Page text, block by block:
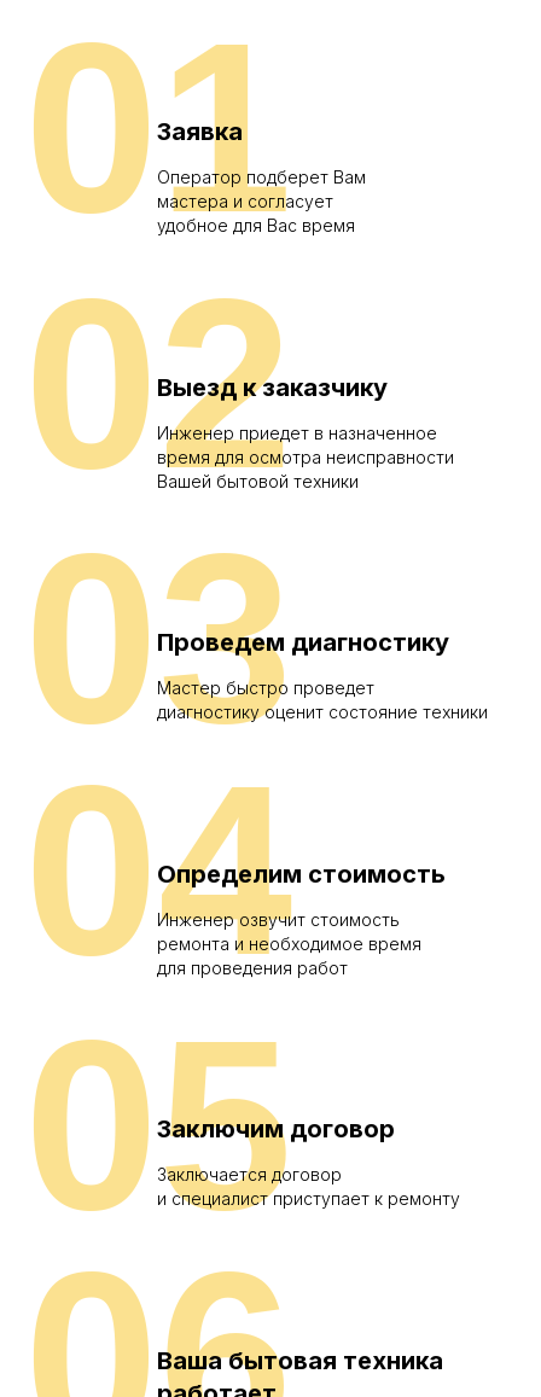
Заявка
Оператор подберет Вам
мастера и согласует
удобное для Вас время
01
Выезд к заказчику
Инженер приедет в назначенное
время для осмотра неисправности
Вашей бытовой техники
02
Проведем диагностику
Мастер быстро проведет
диагностику оценит состояние техники
03
Определим стоимость
Инженер озвучит стоимость
ремонта и необходимое время
для проведения работ
04
Заключим договор
Заключается договор
и специалист приступает к ремонту
05
Ваша бытовая техника